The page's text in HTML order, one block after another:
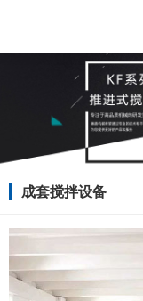
成套搅拌设备